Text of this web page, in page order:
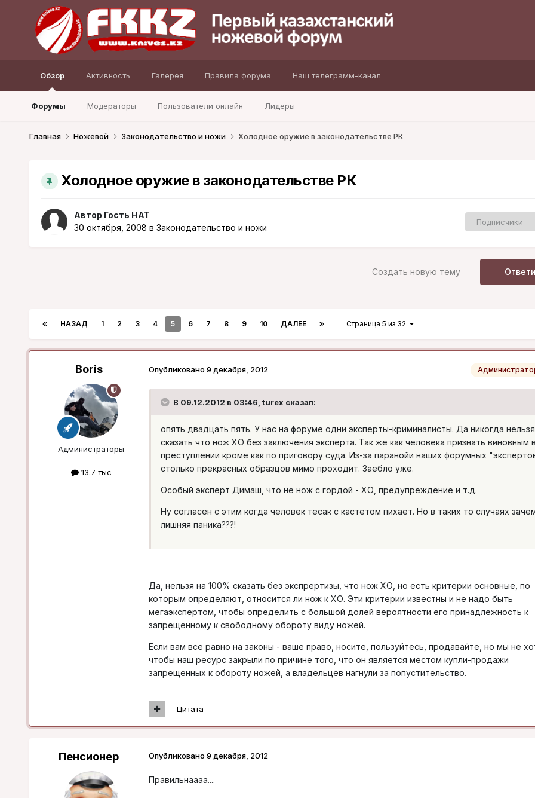
Обзор
Форумы Модераторы Пользователи онлайн Лидеры
Активность Галерея Правила форума Наш телеграмм-канал
Главная Ножевой Законодательство и ножи Холодное оружие в законодательстве РК
Холодное оружие в законодательстве РК
Автор Гость HAT
30 октября, 2008 в Законодательство и ножи
Подписчики
Создать новую тему
НАЗАД 1 2 3 4 5 6 7 8 9 10 ДАЛЕЕ Страница 5 из 32
Boris
Администраторы
13.7 тыс
Опубликовано 9 декабря, 2012
В 09.12.2012 в 03:46, turex сказал:
опять двадцать пять. У нас на форуме одни эксперты-криминалисты. Да никогда нельзя
сказать что нож ХО без заключения эксперта. Так же как человека признать виновным в
преступлении кроме как по приговору суда. Из-за паранойи наших форумных
столько прекрасных образцов мимо проходит. Зaeбло уже.
Особый эксперт Димаш, что не нож с гордой - ХО, предупреждение и т.д.
Ну согласен с этим когда человек тесак с кастетом пихает. Но в таких то случаях
лишняя паника???!
Да, нельзя на 100% сказать без экспрертизы, что нож ХО, но есть критерии основные, по
которым определяют, относится ли нож к ХО. Эти критерии известны и не надо быть
мегаэкспертом, чтобы определить с большой долей вероятности его принадлежность к
запрещенному к свободному обороту виду ножей.
Если вам все равно на законы - ваше право, носите, пользуйтесь, продавайте, но мы не
чтобы наш ресурс закрыли по причине того, что он является местом купли-продажи
запрещенных к обороту ножей, а владельцев нагнули за попустительство.
Цитата
Пенсионер Опубликовано 9 декабря, 2012
Правильнаааа....